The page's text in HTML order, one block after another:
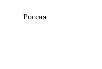
Россия